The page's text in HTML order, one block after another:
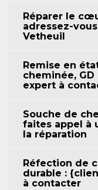
Réparer le
adressez-
Vetheuil
Remise en
cheminée, GD
expert à
Souche de
faites appel à
la réparation
Réfection de
durable :
à contacter